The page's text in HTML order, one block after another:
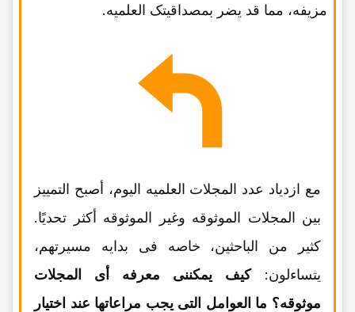
مزیفه، مما قد یضر بمصداقیتک العلمیه.
مع ازدیاد عدد المجلات العلمیه الیوم، أصبح التمییز
بین المجلات الموثوقه وغیر الموثوقه أکثر تحدیًا.
کثیر من الباحثین، خاصه فی بدایه مسیرتهم،
یتساءلون:کیف یمکننی معرفه أی المجلات
موثوقه؟ ما العوامل التی یجب مراعاتها عند اختیار